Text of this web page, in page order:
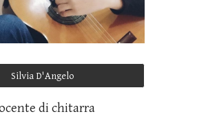
Silvia D'Angelo
di chitarra